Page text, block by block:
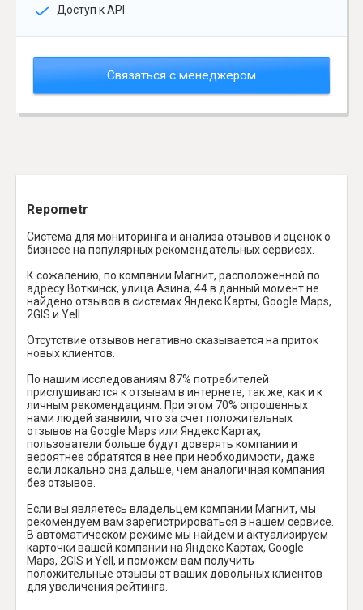
Доступ к API
Связаться с менеджером
Repometr
Система для мониторинга и анализа отзывов и оценок о
бизнесе на популярных рекомендательных сервисах.
К сожалению, по компании Магнит, расположенной по
адресу Воткинск, улица Азина, 44 в данный момент не
найдено отзывов в системах Яндекс.Карты, Google Maps,
2GIS и Yell.
Отсутствие отзывов негативно сказывается на приток
новых клиентов.
По нашим исследованиям 87% потребителей
прислушиваются к отзывам в интернете, так же, как и к
личным рекомендациям. При этом 70% опрошенных
нами людей заявили, что за счет положительных
отзывов на Google Maps или Яндекс.Картах,
пользователи больше будут доверять компании и
вероятнее обратятся в нее при необходимости, даже
если локально она дальше, чем аналогичная компания
без отзывов.
Если вы являетесь владельцем компании Магнит, мы
рекомендуем вам зарегистрироваться в нашем сервисе.
В автоматическом режиме мы найдем и актуализируем
карточки вашей компании на Яндекс Картах, Google
Maps, 2GIS и Yell, и поможем вам получить
положительные отзывы от ваших довольных клиентов
для увеличения рейтинга.